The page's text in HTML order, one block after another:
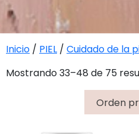
Inicio / PIEL / Cuidado de la
Mostrando 33–48 de 75